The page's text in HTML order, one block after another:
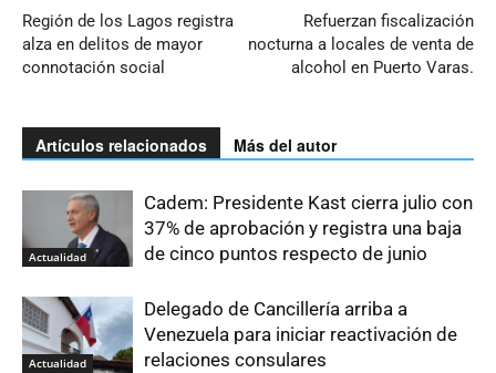
Región de los Lagos registra
alza en delitos de mayor
connotación social
Refuerzan fiscalización
nocturna a locales de venta de
alcohol en Puerto Varas.
Artículos relacionados Más del autor
Actualidad
Cadem: Presidente Kast cierra julio con
37% de aprobación y registra una baja
de cinco puntos respecto de junio
Actualidad
Delegado de Cancillería arriba a
Venezuela para iniciar reactivación de
relaciones consulares